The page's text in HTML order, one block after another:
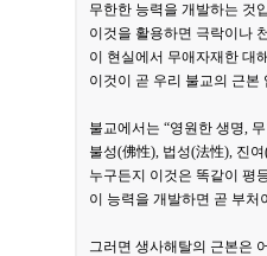
무한한 능력을 개발하는 것
이것을 활용하면 극락이나
이 현실에서 무애자재한 대
이것이 곧 우리 불교의 근본
불교에서는 “영원한 생명,
불성(佛性), 법성(法性), 진
누구든지 이것은 똑같이 평
이 능력을 개발하면 곧 부
그러면 생사해탈의 근본은